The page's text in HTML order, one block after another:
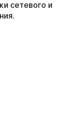
сетевого и